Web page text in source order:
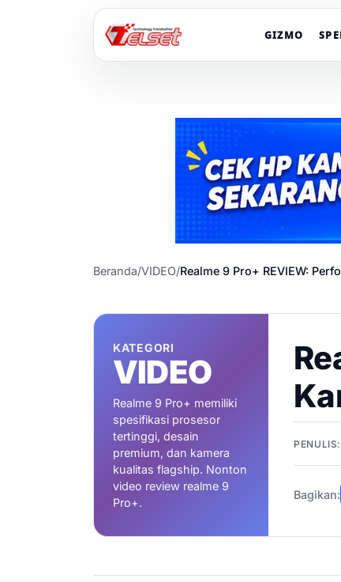
GIZMO
Beranda/VIDEO/Realme 9 Pro+ REVIEW:
KATEGORI
VIDEO
Realme 9 Pro+ memiliki
spesifikasi prosesor
tertinggi, desain
premium, dan kamera
kualitas flagship. Nonton
video review realme 9
Pro+.
PENULIS:
Bagikan: